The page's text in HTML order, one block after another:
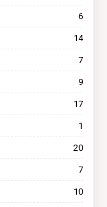
6
14
7
9
17
1
20
7
10